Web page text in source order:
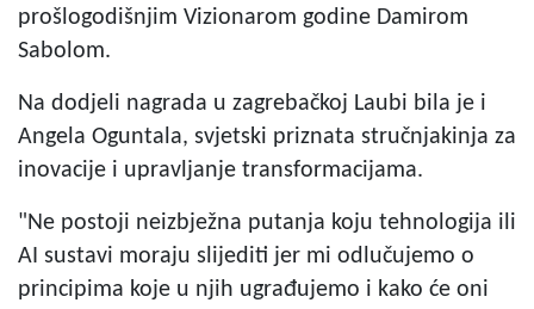
prošlogodišnjim Vizionarom godine Damirom
Sabolom.
Na dodjeli nagrada u zagrebačkoj Laubi bila je i
Angela Oguntala, svjetski priznata stručnjakinja za
inovacije i upravljanje transformacijama.
"Ne postoji neizbježna putanja koju tehnologija ili
AI sustavi moraju slijediti jer mi odlučujemo o
principima koje u njih ugrađujemo i kako će oni